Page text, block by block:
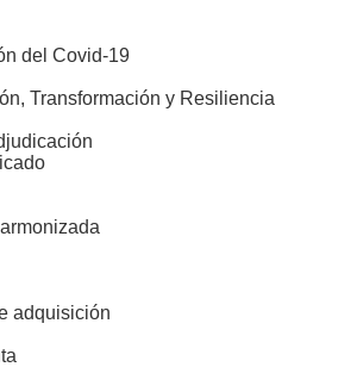
del Covid-19
Transformación y Resiliencia
adquisición